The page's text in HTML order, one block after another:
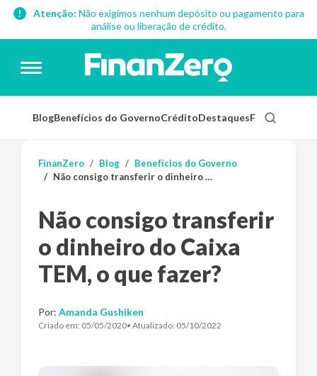
Atenção: Não exigimos nenhum depósito ou pagamento para
análise ou liberação de crédito.
BlogBenefícios do GovernoCréditoDestaquesFinanças
FinanZero Blog
Benefícios do Governo
Não consigo transferir o dinheiro do Caixa TEM, o que fazer?
Não consigo transferir
o dinheiro do Caixa
TEM, o que fazer?
Por: Amanda Gushiken
Criado em: 05/05/2020• Atualizado: 05/10/2022